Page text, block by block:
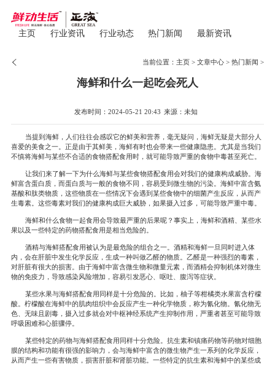
主页 行业资讯 行业动态 热门新闻 最新资讯
当前位置：主页 >文章中心 >热门新闻 >
海鲜和什么一起吃会死人
发布时间：2024-05-21 20:43 来源：未知
当提到海鲜，人们往往会感叹它的鲜美和营养，毫无疑问，海鲜无疑是大部分人
喜爱的美食之一。正是由于其鲜美，海鲜有时也会带来一些健康隐患。尤其是当我们
不慎将海鲜与某些不合适的食物搭配食用时，就可能导致严重的食物中毒甚至死亡。
让我们来了解一下为什么海鲜与某些食物搭配食用会对我们的健康构成威胁。海
鲜富含蛋白质，而蛋白质与一般的食物不同，容易受到微生物的污染。海鲜中富含氨
基酸和肽类物质，这些物质在一些情况下会遇到某些食物中的细菌产生反应，从而产
生毒素。这些毒素对我们的健康构成巨大威胁，如果摄入过多，可能导致严重中毒。
海鲜和什么食物一起食用会导致最严重的后果呢？事实上，海鲜和酒精、某些水
果以及一些特定的药物搭配食用是相当危险的。
酒精与海鲜搭配食用被认为是最危险的组合之一。酒精和海鲜一旦同时进入体
内，会在肝脏中发生化学反应，生成一种叫做乙醛的物质。乙醛是一种强烈的毒素，
对肝脏有很大的损害。由于海鲜中富含微生物和微量元素，而酒精会抑制机体对微生
物的免疫力，导致感染风险增加，容易引发恶心、呕吐、腹泻等症状。
某些水果与海鲜搭配食用同样是十分危险的。比如，柚子等柑橘类水果富含柠檬
酸。柠檬酸在海鲜中的肌肉组织中会反应产生一种化学物质，称为氰化物。氰化物无
色、无味且剧毒，摄入过多就会对中枢神经系统产生抑制作用，严重者甚至可能导致
呼吸困难和心脏骤停。
某些特定的药物与海鲜搭配食用同样十分危险。抗生素和镇痛药物等药物对细胞
膜的结构和功能有很强的影响力，会与海鲜中富含的微生物产生一系列的化学反应，
从而产生一些有害物质，损害肝脏和肾脏功能。一些特定的抗生素和海鲜中的某些成